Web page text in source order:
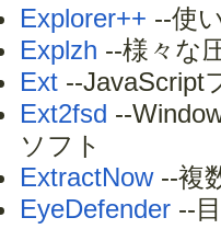
Explorer++ --使
Explzh --様々な
Ext --JavaScript
Ext2fsd --
ソフト
ExtractNow--複
EyeDefender --